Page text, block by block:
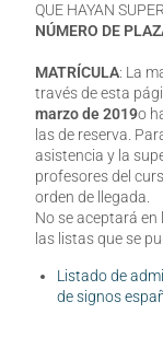
QUE HAYAN
NÚMERO DE
MATRÍCULA: La
través de esta
marzo de 2019o
las de reserva.
asistencia y la
profesores del
orden de llegada.
No se aceptará en
las listas que se
Listado de
de signos